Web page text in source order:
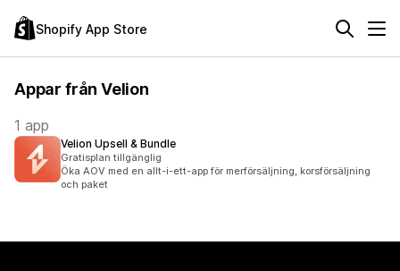
Shopify App Store
Appar från Velion
1 app
Velion Upsell & Bundle
Gratisplan tillgänglig
Öka AOV med en allt-i-ett-app för merförsäljning, korsförsäljning
och paket